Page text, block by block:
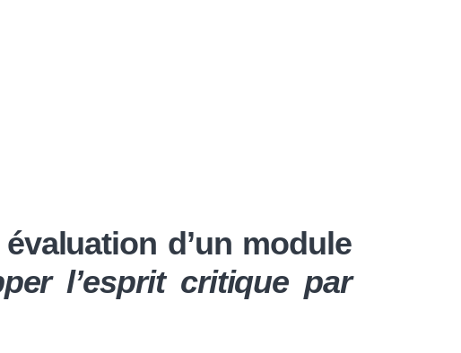
d’un module
l’esprit critique par